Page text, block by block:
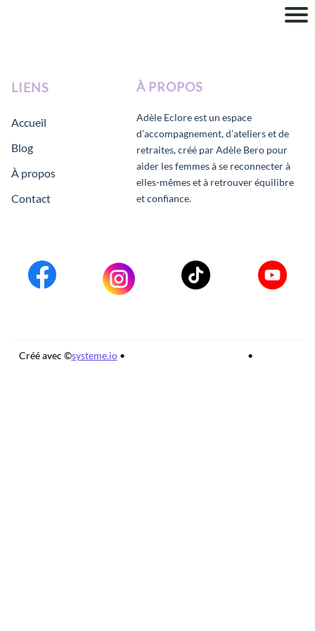
LIENS
Accueil
Blog
À propos
Contact
ÀPROPOS
Adèle Eclore est un espace
d’accompagnement, d’ateliers et de
retraites, créé par Adèle Bero pour
aider les femmes à se reconnecter à
elles-mêmes et à retrouver équilibre
et confiance.
Créé avec ©systeme.io• •